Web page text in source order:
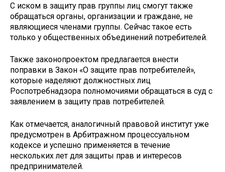
С иском в защиту прав группы лиц смогут также
обращаться органы, организации и граждане, не
являющиеся членами группы. Сейчас такое есть
только у общественных объединений потребителей.
Также законопроектом предлагается внести
поправки в Закон «О защите прав потребителей»,
которые наделяют должностных лиц
Роспотребнадзора полномочиями обращаться в суд с
заявлением в защиту прав потребителей.
Как отмечается, аналогичный правовой институт уже
предусмотрен в Арбитражном процессуальном
кодексе и успешно применяется в течение
нескольких лет для защиты прав и интересов
предпринимателей.